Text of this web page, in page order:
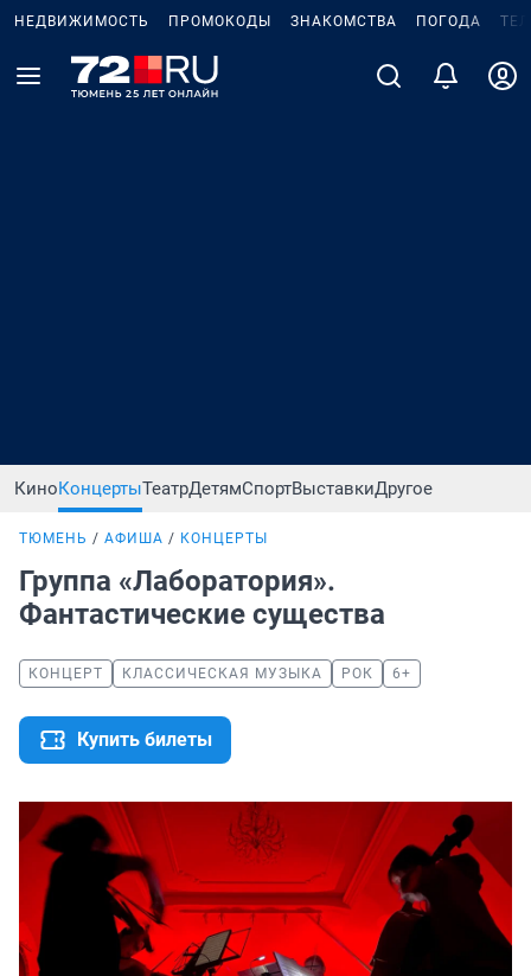
НЕДВИЖИМОСТЬ ПРОМОКОДЫ ЗНАКОМСТВА ПОГОДА
КиноКонцертыТеатрДетямСпортВыставкиДругое
ТЮМЕНЬ АФИША КОНЦЕРТЫ
Группа «Лаборатория».
Фантастические существа
КОНЦЕРТ КЛАССИЧЕСКАЯ МУЗЫКА РОК 6+
Купить билеты